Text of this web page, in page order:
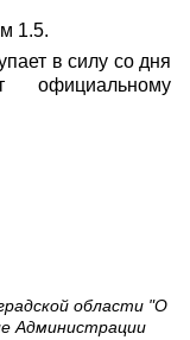
1.5.
в силу со дня
области "О
Администрации